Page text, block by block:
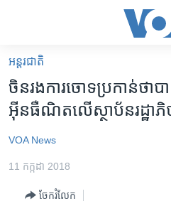
គេហទំព័រ​
ទាក់ទង
រំលង​
និង​
ទំព័រ​
អន្តរជាតិ
ហេឡូវីអូអេ
កម្ពុជាច្នៃប្រតិដ្ឋ
អន្តរជាតិ
ចិន​រង​ការ​ចោទ​ប្រកាន់​ថា​ប
អ៊ីនធឺណិត​លើ​ស្ថាប័ន​រដ្ឋាភិ
VOA News
11 កក្កដា 2018
ចែករំលែក